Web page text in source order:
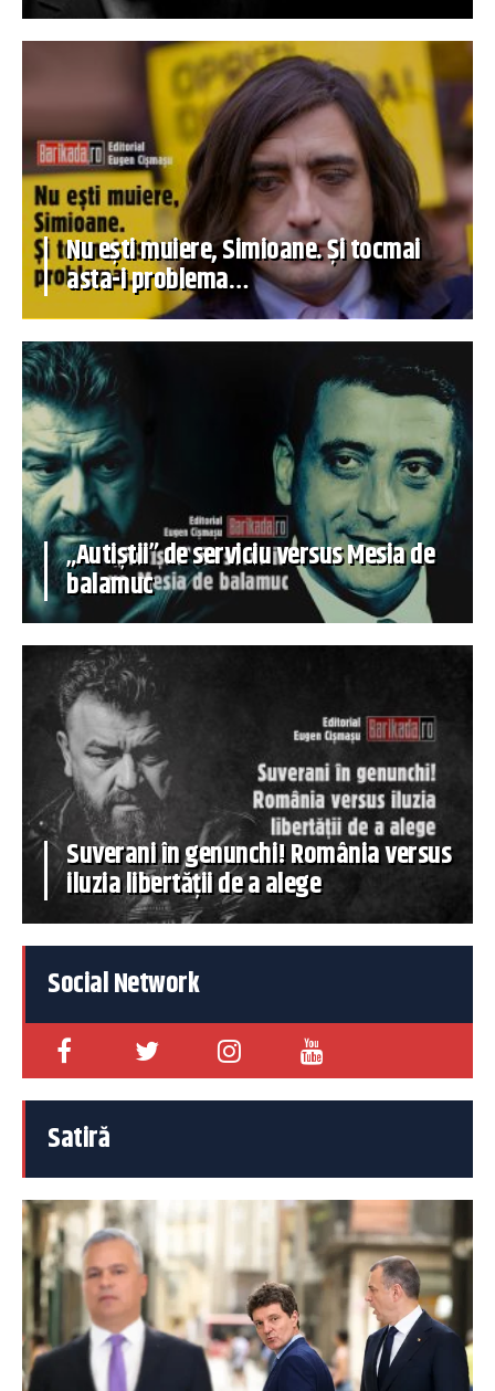
Nu ești muiere, Simioane. Și tocmai
asta-i problema…
„Autiștii” de serviciu versus Mesia de
balamuc
Suverani în genunchi! România versus
iluzia libertății de a alege
Social Network
Satiră